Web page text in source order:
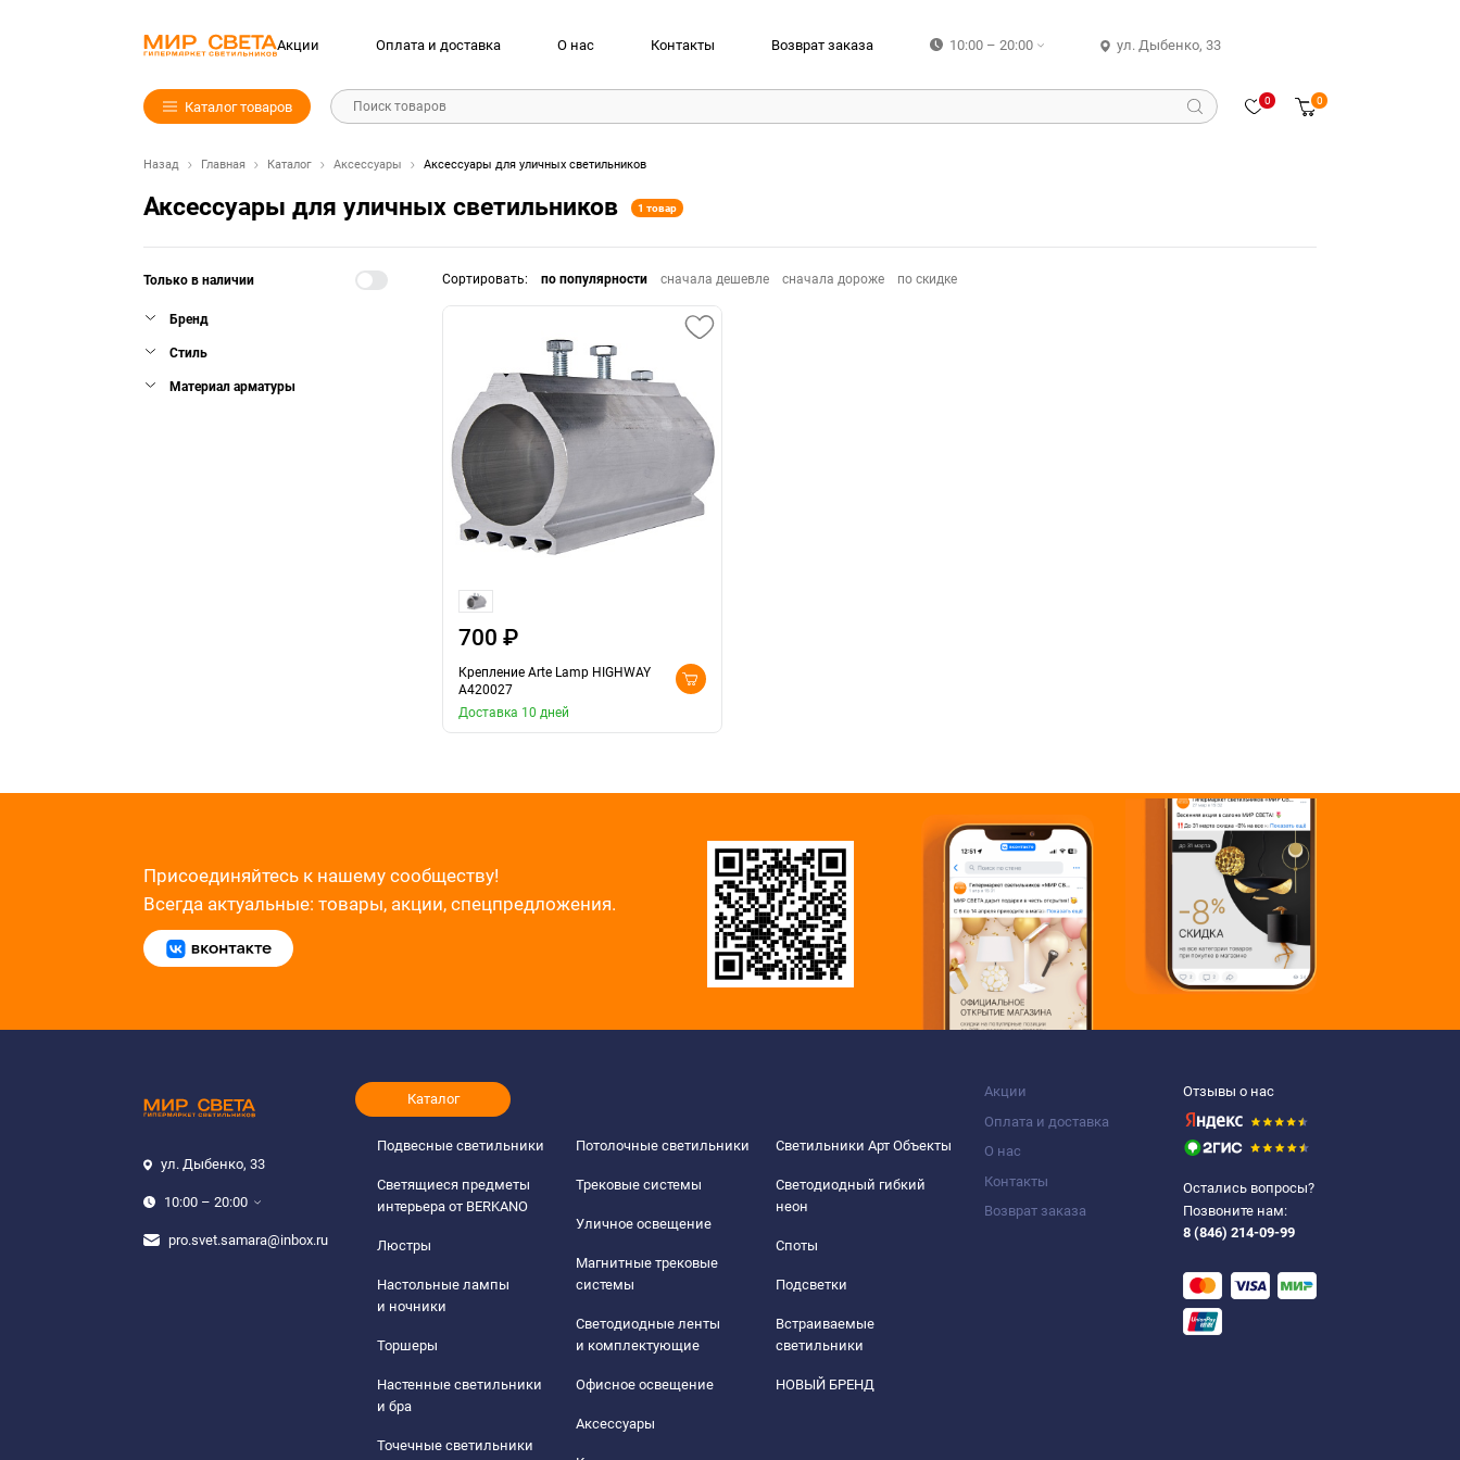
Акции Оплата и доставка О нас Контакты Возврат заказа 10:00 – 20:00 ул. Дыбенко, 33
Каталог товаров Поиск товаров 0 0
Назад Главная Каталог Аксессуары Аксессуары для уличных светильников
Аксессуары для уличных светильников 1 товар
Только в наличии
Бренд
Стиль
Материал арматуры
Сортировать: по популярности сначала дешевле сначала дороже по скидке
700 ₽
Крепление Arte Lamp HIGHWAY
A420027
Доставка 10 дней
Присоединяйтесь к нашему сообществу!
Всегда актуальные: товары, акции, спецпредложения.
ул. Дыбенко, 33
10:00 – 20:00
pro.svet.samara@inbox.ru
Акции
Оплата и доставка
О нас
Контакты
Возврат заказа
Каталог
Подвесные светильники
Светящиеся предметы
интерьера от BERKANO
Люстры
Настольные лампы
и ночники
Торшеры
Настенные светильники
и бра
Точечные светильники
Потолочные светильники
Трековые системы
Уличное освещение
Магнитные трековые
системы
Светодиодные ленты
и комплектующие
Офисное освещение
Аксессуары
Светильники Арт Объекты
Светодиодный гибкий
неон
Споты
Подсветки
Встраиваемые
светильники
НОВЫЙ БРЕНД
Отзывы о нас
Остались вопросы?
Позвоните нам:
8 (846) 214-09-99